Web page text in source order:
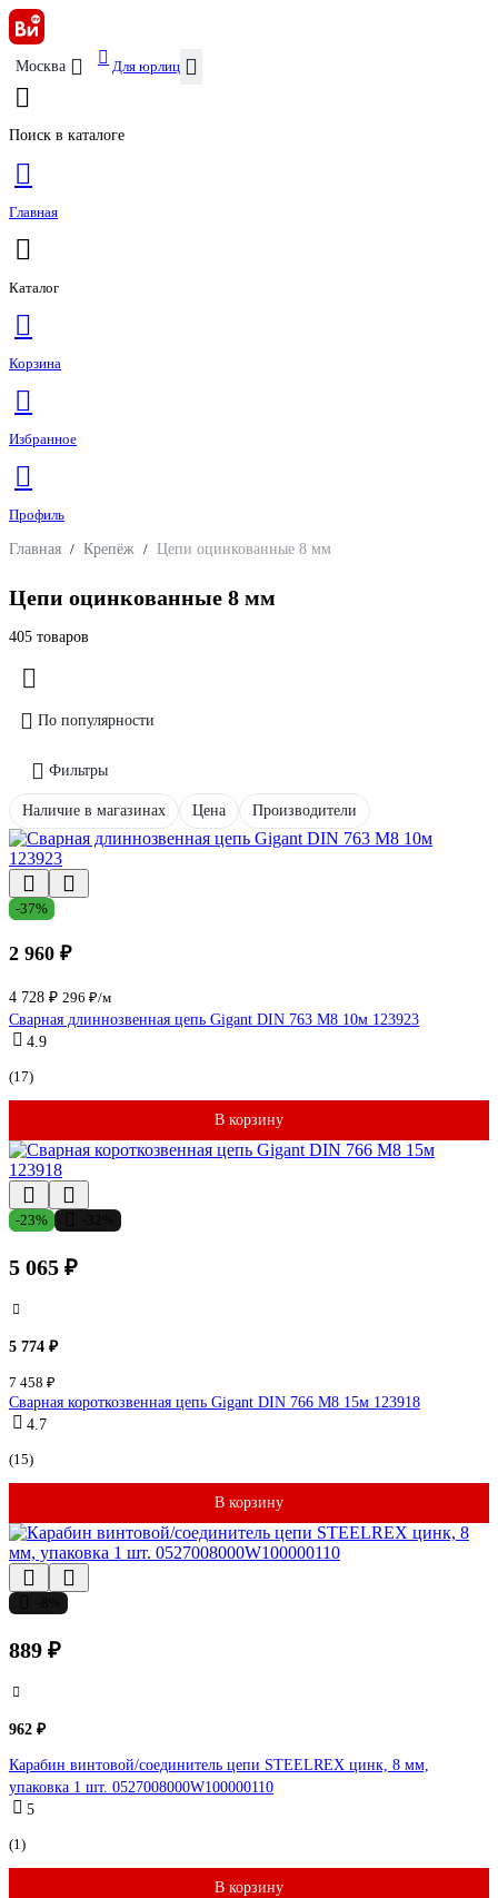
Москва Для юрлиц
Поиск в каталоге
Главная
Каталог
Корзина
Избранное
Профиль
Главная / Крепёж / Цепи оцинкованные 8 мм
Цепи оцинкованные 8 мм
405 товаров
По популярности
Фильтры
Наличие в магазинах Цена Производители
-37%
2 960 ₽
4 728 ₽ 296 ₽/м
Сварная длиннозвенная цепь Gigant DIN 763 M8 10м 123923
4.9
(17)
В корзину
-23%
5 065 ₽
5 774 ₽
7 458 ₽
Сварная короткозвенная цепь Gigant DIN 766 M8 15м 123918
4.7
(15)
В корзину
889 ₽
962 ₽
Карабин винтовой/соединитель цепи STEELREX цинк, 8 мм,
упаковка 1 шт. 0527008000W100000110
5
(1)
В корзину